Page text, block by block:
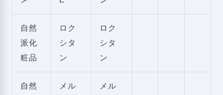
自然
派化
粧品
ロク
シタ
ン
ロク
シタ
ン
自然
メル
メル